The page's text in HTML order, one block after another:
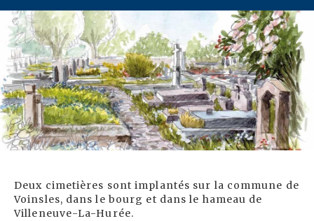
Deux cimetières sont implantés sur la commune de
Voinsles, dans le bourg et dans le hameau de
Villeneuve-La-Hurée.